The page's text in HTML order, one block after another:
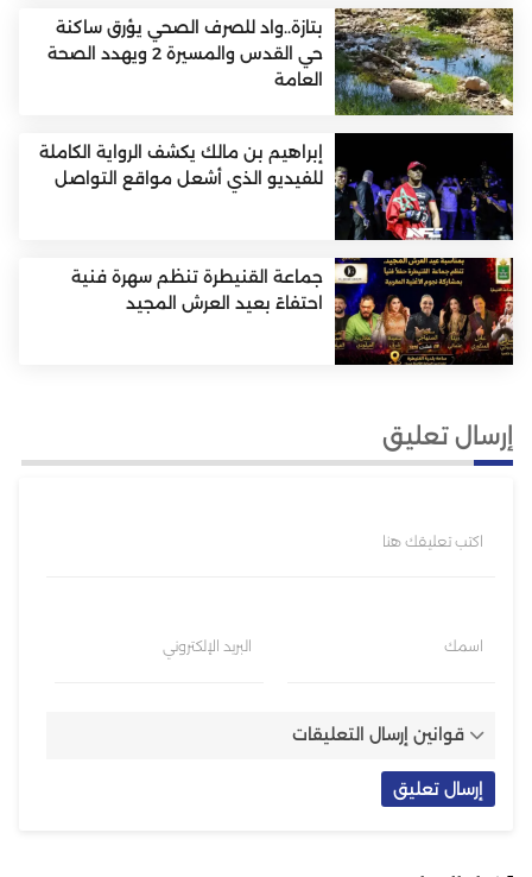
بتازة..واد للصرف الصحي يؤرق ساكنة
حي القدس والمسيرة 2 ويهدد الصحة
العامة
إبراهيم بن مالك يكشف الرواية الكاملة
للفيديو الذي أشعل مواقع التواصل
جماعة القنيطرة تنظم سهرة فنية
احتفاءً بعيد العرش المجيد
إرسال تعليق
اكتب تعليقك هنا
اسمك البريد الإلكتروني
قوانين إرسال التعليقات